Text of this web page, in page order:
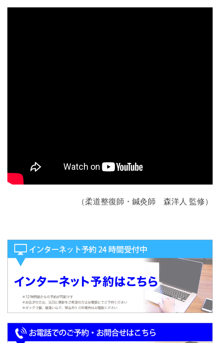
（柔道整復師・鍼灸師 森洋人 監修）